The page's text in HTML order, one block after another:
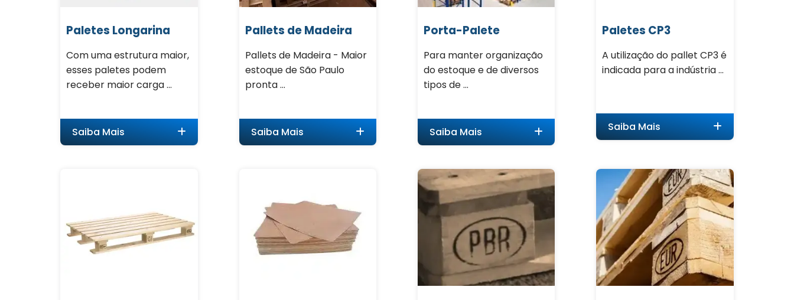
Paletes Longarina
Com uma estrutura maior,
esses paletes podem
receber maior carga ...
Saiba Mais
Pallets de Madeira
Pallets de Madeira - Maior
estoque de São Paulo
pronta ...
Saiba Mais
Porta-Palete
Para manter organização
do estoque e de diversos
tipos de ...
Saiba Mais
Paletes CP3
A utilização do pallet CP3 é
indicada para a indústria ...
Saiba Mais